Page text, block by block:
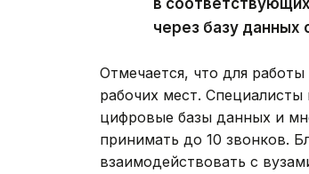
в
через базу
Отмечается, что для
рабочих мест.
цифровые базы данных и
принимать до 10 звонков.
взаимодействовать с